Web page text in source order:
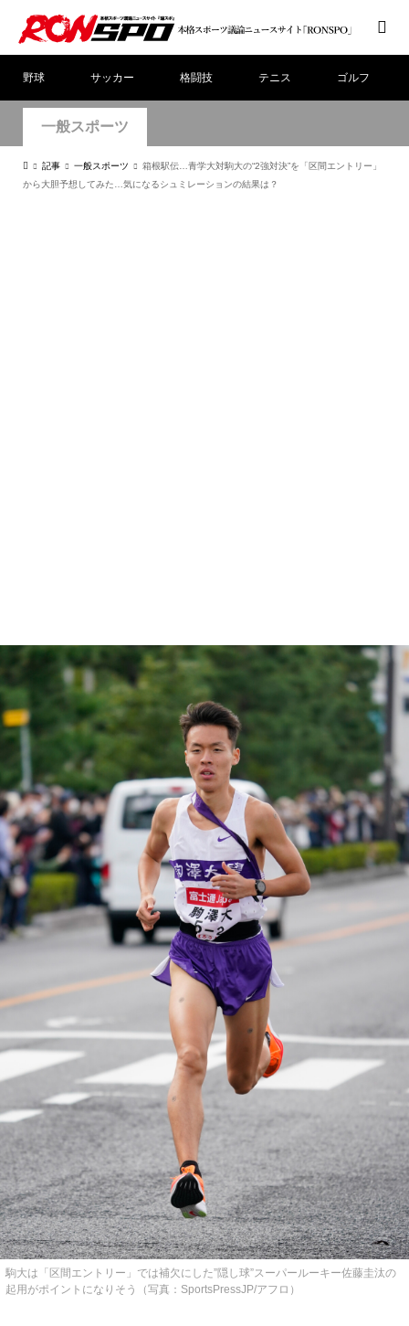
野球 サッカー 格闘技 テニス ゴルフ
一般スポーツ
記事 一般スポーツ
箱根駅伝…青学大対駒大の“2強対決”を「区間エントリー」
から大胆予想してみた…気になるシュミレーションの結果は？
駒大は「区間エントリー」では補欠にした”隠し球”スーパールーキー佐藤圭汰の
起用がポイントになりそう（写真：SportsPressJP/アフロ）